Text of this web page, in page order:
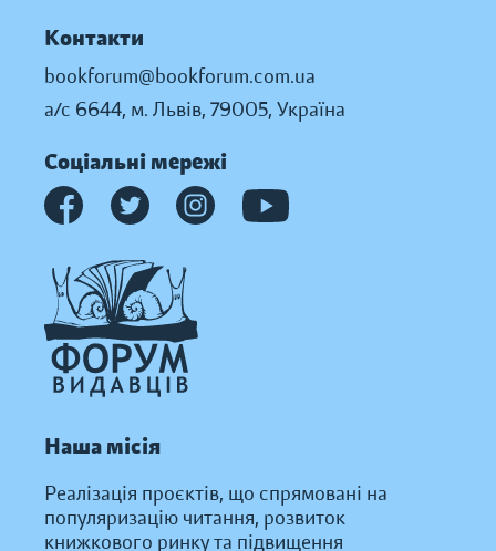
Контакти
bookforum@bookforum.com.ua
а/с 6644, м. Львів, 79005, Україна
Соціальні мережі
Наша місія
Реалізація проєктів, що спрямовані на
популяризацію читання, розвиток
книжкового ринку та підвищення